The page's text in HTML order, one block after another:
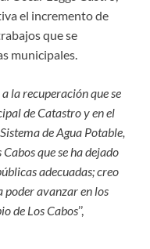
el incremento de
que se
municipales.
la recuperación que se
de Catastro y en el
de Agua Potable,
que se ha dejado
adecuadas; creo
poder avanzar en los
de Los Cabos’’,